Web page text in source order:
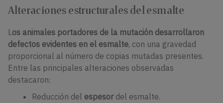
Alteraciones estructurales del esmalte
Los animales portadores de la mutación desarrollaron
defectos evidentes en el esmalte, con una gravedad
proporcional al número de copias mutadas presentes.
Entre las principales alteraciones observadas
destacaron:
Reducción del espesordel esmalte.